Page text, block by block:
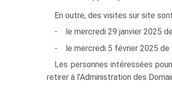
En outre, des visites sur site
- le mercredi 29 janvier 2025
- le mercredi 5 février 2025 de
Les personnes intéressées
retirer à l’Administration des